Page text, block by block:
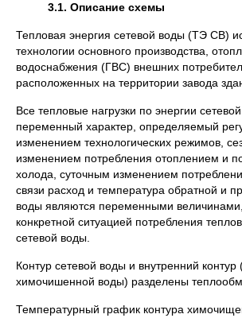
3.1. Описание схемы
Тепловая энергия сетевой воды (ТЭ СВ)
технологии основного производства,
водоснабжения (ГВС) внешних
расположенных на территории завода
Все тепловые нагрузки по энергии
переменный характер, определяемый
изменением технологических режимов,
изменением потребления отоплением и
холода, суточным изменением
связи расход и температура обратной и
воды являются переменными
конкретной ситуацией потребления
сетевой воды.
Контур сетевой воды и внутренний контур
химочишенной воды) разделены
Температурный график контура